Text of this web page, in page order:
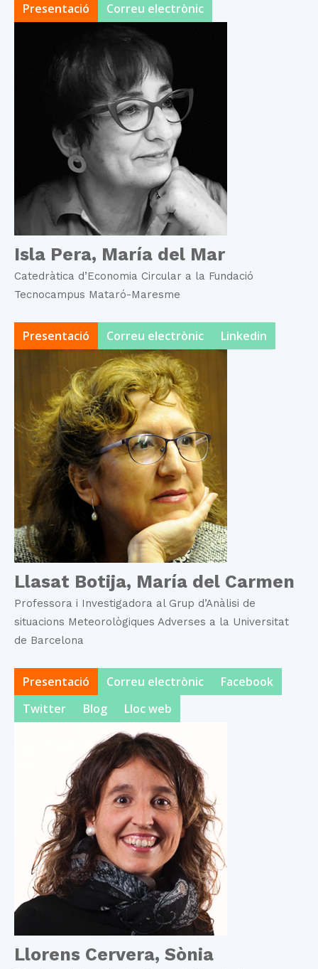
Presentació Correu electrònic
Isla Pera, María del Mar
Catedràtica d’Economia Circular a la Fundació
Tecnocampus Mataró-Maresme
Presentació Correu electrònic Linkedin
Llasat Botija, María del Carmen
Professora i Investigadora al Grup d’Anàlisi de
situacions Meteorològiques Adverses a la Universitat
de Barcelona
Presentació Correu electrònic
Facebook
Twitter
Blog Lloc web
Llorens Cervera, Sònia